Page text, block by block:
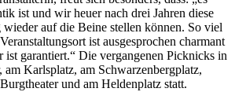
ist und wir heuer nach drei Jahren diese
wieder auf die Beine stellen können. So viel
ist ausgesprochen charmant
ist garantiert.“ Die vergangenen Picknicks in
am Karlsplatz, am Schwarzenbergplatz,
und am Heldenplatz statt.